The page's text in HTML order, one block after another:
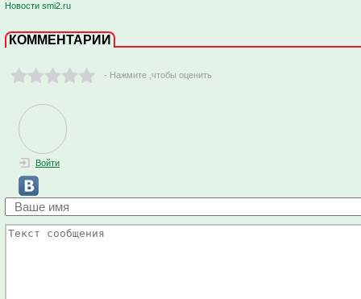
Новости smi2.ru
КОММЕНТАРИИ
- Нажмите ,чтобы оценить
Войти